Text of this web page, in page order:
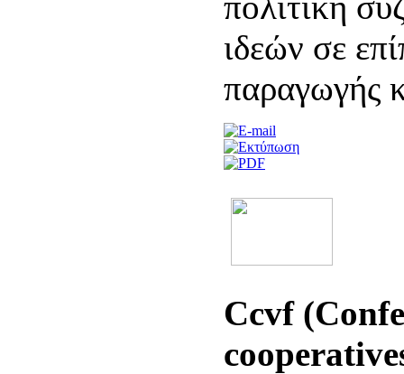
ιδεών σε
παραγωγής
Ccvf